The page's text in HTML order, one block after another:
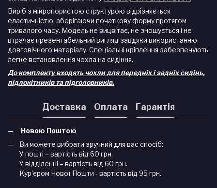
Виріб з мікропористою структурою відрізняється
еластичністю, зберігаючи початкову форму протягом
тривалого часу. Модель не вицвітає, не зношується і не
втрачає презентабельний вигляд завдяки використанню
довговічного матеріалу. Спеціальні кріплення забезпечують
легке встановлення чохла на сидіння.
До комплекту входять чохли для передніх і задніх сидінь,
підлокітників та підголовників.
Доставка Оплата Гарантія
Новою Поштою
Ви можете вибрати зручний для вас спосіб:
У пошті – вартість від 60 грн.
У відділенні – вартість від 60 грн.
Кур'єром Нової Пошти - вартість від 95 грн.